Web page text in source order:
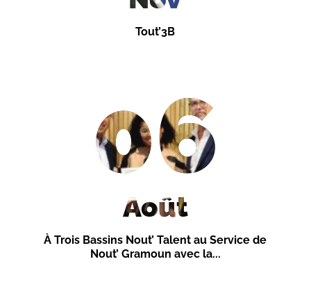
Tout’3B
À Trois Bassins Nout’ Talent au Service de
Nout’ Gramoun avec la...
06
Août